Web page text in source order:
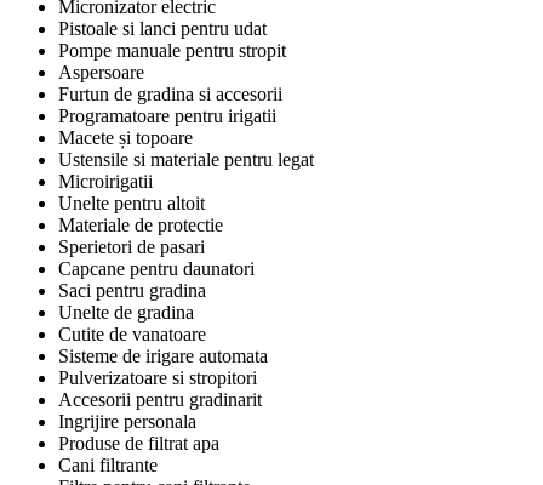
Micronizator electric
Pistoale si lanci pentru udat
Pompe manuale pentru stropit
Aspersoare
Furtun de gradina si accesorii
Programatoare pentru irigatii
Macete și topoare
Ustensile si materiale pentru legat
Microirigatii
Unelte pentru altoit
Materiale de protectie
Sperietori de pasari
Capcane pentru daunatori
Saci pentru gradina
Unelte de gradina
Cutite de vanatoare
Sisteme de irigare automata
Pulverizatoare si stropitori
Accesorii pentru gradinarit
Ingrijire personala
Produse de filtrat apa
Cani filtrante